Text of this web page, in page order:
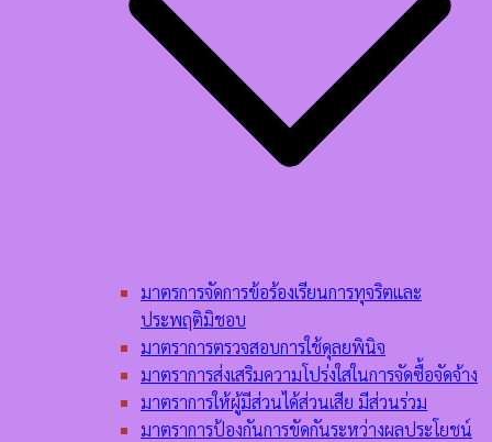
มาตรการจัดการข้อร้องเรียนการทุจริตและ
ประพฤติมิชอบ
มาตราการตรวจสอบการใช้ดุลยพินิจ
มาตราการส่งเสริมความโปร่งใสในการจัดซื้อจัดจ้าง
มาตราการให้ผู้มีส่วนได้ส่วนเสีย มีส่วนร่วม
มาตราการป้องกันการขัดกันระหว่างผลประโยชน์